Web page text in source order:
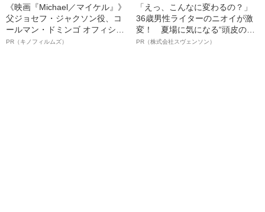
《映画『Michael／マイケル』》
父ジョセフ・ジャクソン役、コ
ールマン・ドミンゴ オフィシャ
ルインタビュー“観客を魅了した
PR（キノフィルムズ）
「えっ、こんなに変わるの？」
36歳男性ライターのニオイが激
変！ 夏場に気になる“頭皮のニ
オイ”や“ベタつき”を解消す
PR（株式会社スヴェンソン）